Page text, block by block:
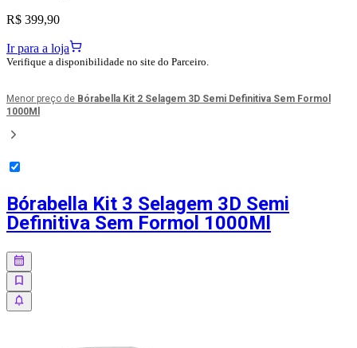
R$ 399,90
Ir para a loja
Verifique a disponibilidade no site do Parceiro.
Menor preço de Bórabella Kit 2 Selagem 3D Semi Definitiva Sem Formol
1000Ml
Bórabella Kit 3 Selagem 3D Semi
Definitiva Sem Formol 1000Ml